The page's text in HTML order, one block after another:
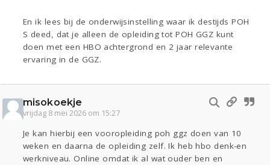
En ik lees bij de onderwijsinstelling waar ik destijds POH
S deed, dat je alleen de opleiding tot POH GGZ kunt
doen met een HBO achtergrond en 2 jaar relevante
ervaring in de GGZ.
misokoekje
vrijdag 8 mei 2026 om 15:27
Je kan hierbij een vooropleiding poh ggz doen van 10
weken en daarna de opleiding zelf. Ik heb hbo denk-en
werkniveau. Online omdat ik al wat ouder ben en